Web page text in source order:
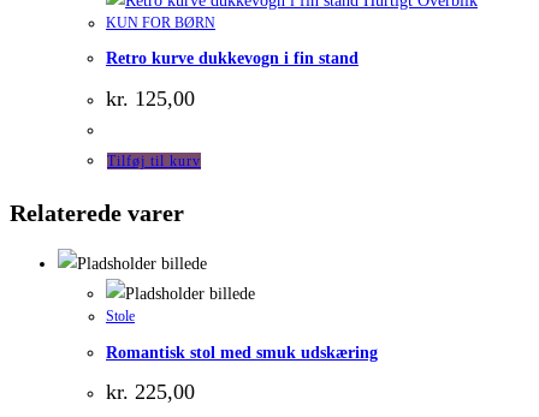
KUN FOR BØRN
Retro kurve dukkevogn i fin stand
kr. 125,00
Tilføj til kurv
Relaterede varer
Stole
Romantisk stol med smuk udskæring
kr. 225,00